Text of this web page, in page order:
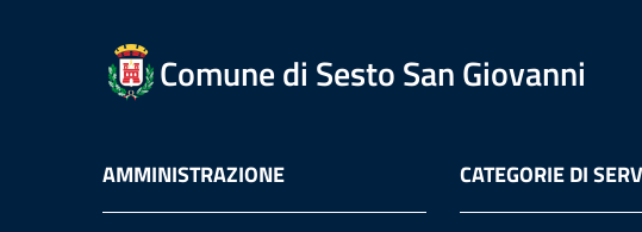
Comune di Sesto San Giovanni
AMMINISTRAZIONE CATEGORIE DI